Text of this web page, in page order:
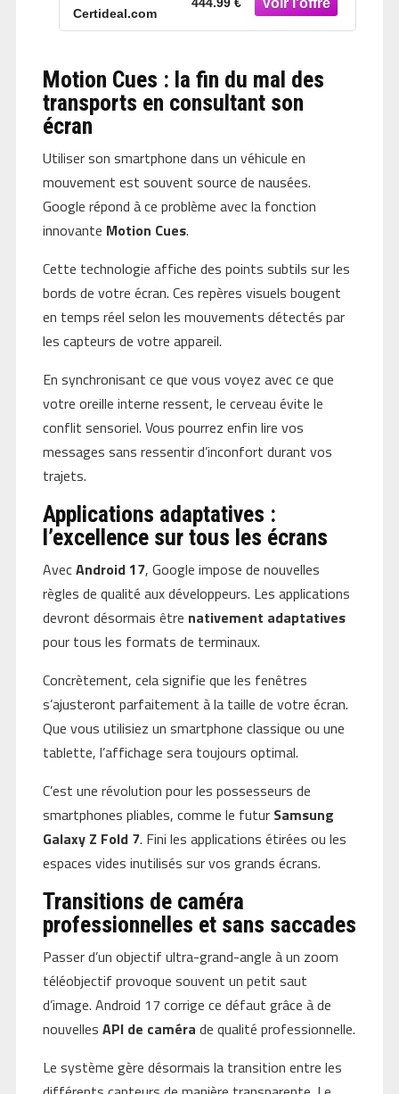
Certideal.com
Motion Cues : la fin du mal des
transports en consultant son
écran
Utiliser son smartphone dans un véhicule en
mouvement est souvent source de nausées.
Google répond à ce problème avec la fonction
innovante Motion Cues.
Cette technologie affiche des points subtils sur les
bords de votre écran. Ces repères visuels bougent
en temps réel selon les mouvements détectés par
les capteurs de votre appareil.
En synchronisant ce que vous voyez avec ce que
votre oreille interne ressent, le cerveau évite le
conflit sensoriel. Vous pourrez enfin lire vos
messages sans ressentir d’inconfort durant vos
trajets.
Applications adaptatives :
l’excellence sur tous les écrans
AvecAndroid 17, Google impose de nouvelles
règles de qualité aux développeurs. Les applications
devront désormais être nativement adaptatives
pour tous les formats de terminaux.
Concrètement, cela signifie que les fenêtres
s’ajusteront parfaitement à la taille de votre écran.
Que vous utilisiez un smartphone classique ou une
tablette, l’affichage sera toujours optimal.
C’est une révolution pour les possesseurs de
smartphones pliables, comme le futur Samsung
Galaxy Z Fold 7. Fini les applications étirées ou les
espaces vides inutilisés sur vos grands écrans.
Transitions de caméra
professionnelles et sans saccades
Passer d’un objectif ultra-grand-angle à un zoom
téléobjectif provoque souvent un petit saut
d’image. Android 17 corrige ce défaut grâce à de
nouvelles API de caméra de qualité professionnelle.
Le système gère désormais la transition entre les